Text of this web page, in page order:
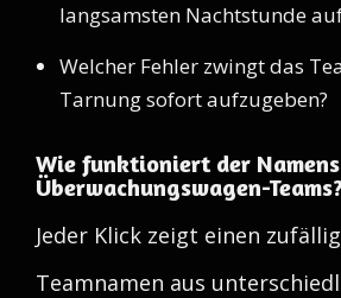
langsamsten Nachtstunde
Welcher Fehler zwingt das
Tarnung sofort aufzugeben?
Wie funktioniert der
Überwachungswagen-
Jeder Klick zeigt einen
Teamnamen aus